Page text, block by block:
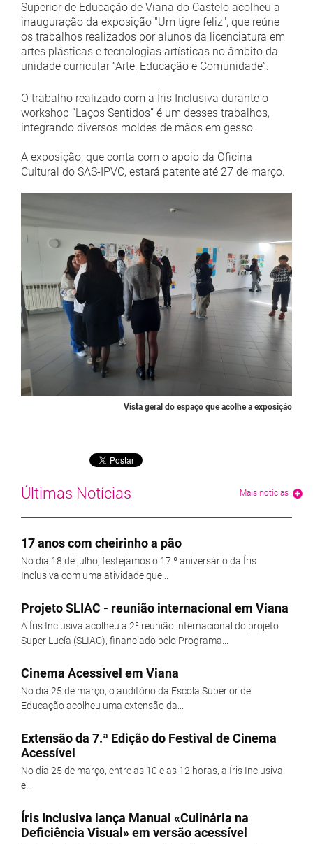
Superior de Educação de Viana do Castelo acolheu a
inauguração da exposição "Um tigre feliz", que reúne
os trabalhos realizados por alunos da licenciatura em
artes plásticas e tecnologias artísticas no âmbito da
unidade curricular “Arte, Educação e Comunidade”.
O trabalho realizado com a Íris Inclusiva durante o
workshop “Laços Sentidos” é um desses trabalhos,
integrando diversos moldes de mãos em gesso.
A exposição, que conta com o apoio da Oficina
Cultural do SAS-IPVC, estará patente até 27 de março.
Vista geral do espaço que acolhe a exposição
Últimas Notícias
17 anos com cheirinho a pão
No dia 18 de julho, festejamos o 17.º aniversário da Íris
Inclusiva com uma atividade que...
Projeto SLIAC - reunião internacional em Viana
A Íris Inclusiva acolheu a 2ª reunião internacional do projeto
Super Lucía (SLIAC), financiado pelo Programa...
Cinema Acessível em Viana
No dia 25 de março, o auditório da Escola Superior de
Educação acolheu uma extensão da...
Extensão da 7.ª Edição do Festival de Cinema
Acessível
No dia 25 de março, entre as 10 e as 12 horas, a Íris Inclusiva
e...
Íris Inclusiva lança Manual «Culinária na
Deficiência Visual» em versão acessível
Mais notícias